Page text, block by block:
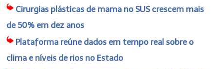
Cirurgias plásticas de mama no SUS crescem mais
de 50% em dez anos
Plataforma reúne dados em tempo real sobre o
clima e níveis de rios no Estado